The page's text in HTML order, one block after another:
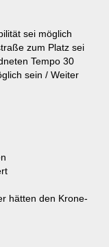
sei möglich
zum Platz sei
Tempo 30
sein / Weiter
hätten den Krone-